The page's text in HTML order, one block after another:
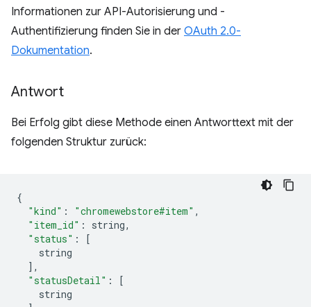
Informationen zur API-Autorisierung und -
Authentifizierung finden Sie in der OAuth 2.0-
Dokumentation.
Antwort
Bei Erfolg gibt diese Methode einen Antworttext mit der
folgenden Struktur zurück:
{
"kind" : "chromewebstore#item" ,
"item_id" : string,
"status" :
[
string
],
"statusDetail" :
[
string